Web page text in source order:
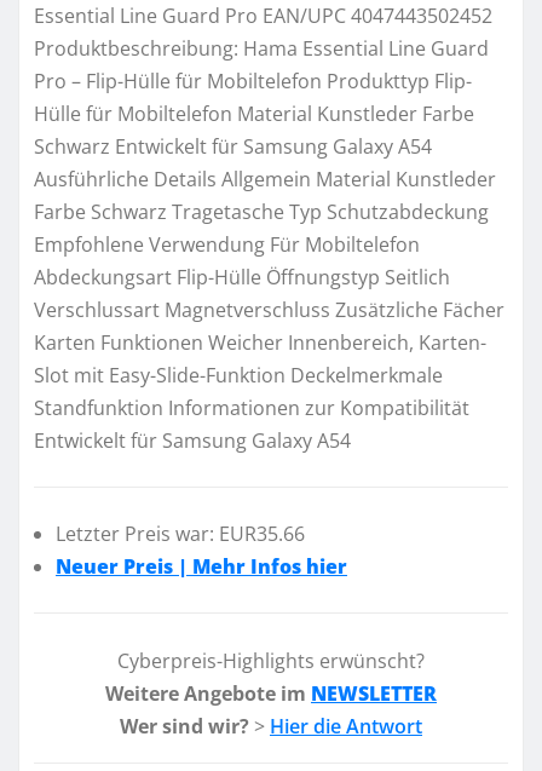
Essential Line Guard Pro EAN/UPC 4047443502452
Produktbeschreibung: Hama Essential Line Guard
Pro – Flip-Hülle für Mobiltelefon Produkttyp Flip-
Hülle für Mobiltelefon Material Kunstleder Farbe
Schwarz Entwickelt für Samsung Galaxy A54
Ausführliche Details Allgemein Material Kunstleder
Farbe Schwarz Tragetasche Typ Schutzabdeckung
Empfohlene Verwendung Für Mobiltelefon
Abdeckungsart Flip-Hülle Öffnungstyp Seitlich
Verschlussart Magnetverschluss Zusätzliche Fächer
Karten Funktionen Weicher Innenbereich, Karten-
Slot mit Easy-Slide-Funktion Deckelmerkmale
Standfunktion Informationen zur Kompatibilität
Entwickelt für Samsung Galaxy A54
Letzter Preis war: EUR35.66
Neuer Preis | Mehr Infos hier
Cyberpreis-Highlights erwünscht?
Weitere Angebote im NEWSLETTER
Wer sind wir? > Hier die Antwort